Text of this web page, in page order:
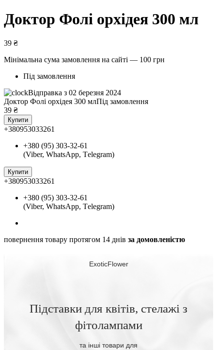
Доктор Фолі орхідея 300 мл
39 ₴
Мінімальна сума замовлення на сайті — 100 грн
Під замовлення
Відправка з 02 березня 2024
Доктор Фолі орхідея 300 млПід замовлення
39 ₴
Купити
+380953033261
+380 (95) 303-32-61
(Viber, WhatsApp, Тelegram)
Купити
+380953033261
+380 (95) 303-32-61
(Viber, WhatsApp, Тelegram)
повернення товару протягом 14 днів за домовленістю
ExoticFlower
Підставки для квітів, стелажі з
фітолампами
та інші товари для